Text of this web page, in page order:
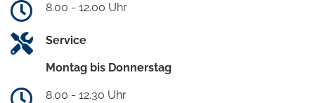
8.00 - 12.00 Uhr
Service
Montag bis Donnerstag
8.00 - 12.30 Uhr